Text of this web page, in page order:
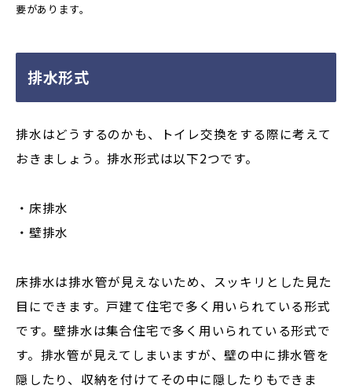
要があります。
排水形式
排水はどうするのかも、トイレ交換をする際に考えて
おきましょう。排水形式は以下2つです。
・床排水
・壁排水
床排水は排水管が見えないため、スッキリとした見た
目にできます。戸建て住宅で多く用いられている形式
です。壁排水は集合住宅で多く用いられている形式で
す。排水管が見えてしまいますが、壁の中に排水管を
隠したり、収納を付けてその中に隠したりもできま